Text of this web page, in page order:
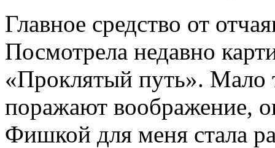
Главное средство от
Посмотрела недавно
«Проклятый путь». Мало
поражают воображение,
Фишкой для меня стала